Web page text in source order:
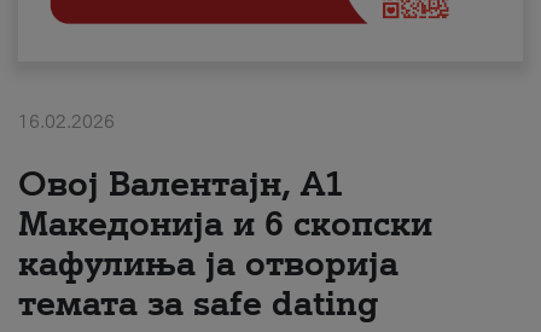
Плати сметка
#ПодобарОнлајн
16.02.2026
Овој Валентајн, A1
Македонија и 6 скопски
кафулиња ја отворија
темата за safe dating